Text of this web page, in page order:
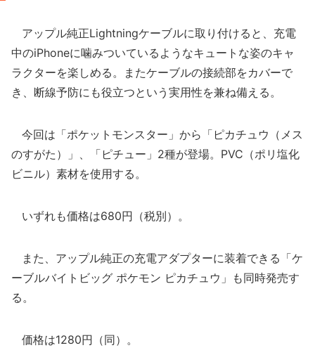
アップル純正Lightningケーブルに取り付けると、充電
中のiPhoneに噛みついているようなキュートな姿のキャ
ラクターを楽しめる。またケーブルの接続部をカバーで
き、断線予防にも役立つという実用性を兼ね備える。
今回は「ポケットモンスター」から「ピカチュウ（メス
のすがた）」、「ピチュー」2種が登場。PVC（ポリ塩化
ビニル）素材を使用する。
いずれも価格は680円（税別）。
また、アップル純正の充電アダプターに装着できる「ケ
ーブルバイトビッグ ポケモン ピカチュウ」も同時発売す
る。
価格は1280円（同）。